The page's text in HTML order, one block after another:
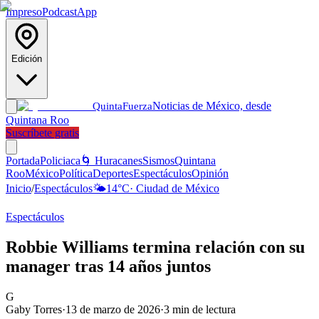
ImpresoPodcastApp
Edición
QuintaFuerzaNoticias de México, desde
Quintana Roo
Suscríbete gratis
PortadaPoliciaca 🌀 HuracanesSismosQuintana
RooMéxicoPolíticaDeportesEspectáculosOpinión
Inicio/Espectáculos🌤️14°C· Ciudad de México
Espectáculos
Robbie Williams termina relación con su
manager tras 14 años juntos
G
Gaby Torres·13 de marzo de 2026·3 min de lectura